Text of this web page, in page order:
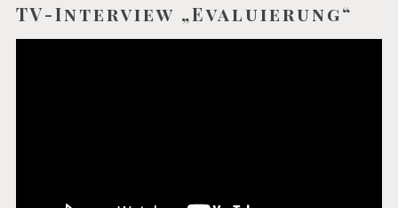
TV-Interview „Evaluierung“